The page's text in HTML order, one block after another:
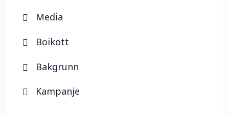
Media
Boikott
Bakgrunn
Kampanje